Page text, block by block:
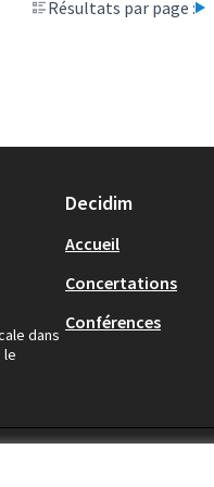
Résultats par page :
dans
le
Decidim
Accueil
Concertations
Conférences